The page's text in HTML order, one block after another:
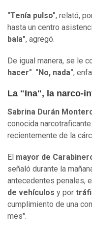
"Tenía pulso", relató,
hasta un centro
bala", agregó.
De igual manera, se le
hacer". "No, nada",
La "Ina", la narco-
Sabrina Durán
conocida
recientemente de la
El mayor de
señaló durante la
antecedentes penales,
de vehículos y por
cumplimiento de una
mes".